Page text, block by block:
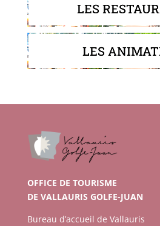
LES
LES
OFFICE DE TOURISME
DE VALLAURIS GOLFE-JUAN
Bureau d’accueil de Vallauris